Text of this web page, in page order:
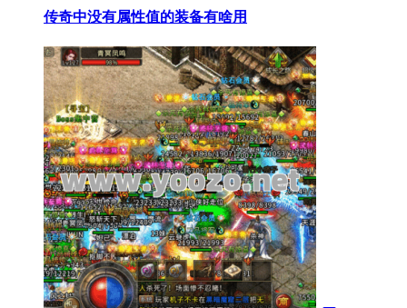
传奇中没有属性值的装备有啥用